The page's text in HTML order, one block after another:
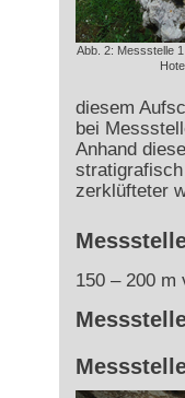
Abb. 2: Messstelle
diesem
bei
Anhand
zerklüfteter
150 – 200